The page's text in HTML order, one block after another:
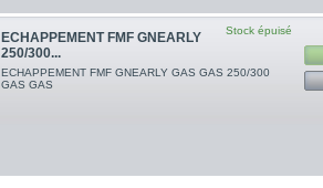
Stock épuisé
ECHAPPEMENT FMF GNEARLY
250/300...
ECHAPPEMENT FMF GNEARLY GAS GAS 250/300
GAS GAS